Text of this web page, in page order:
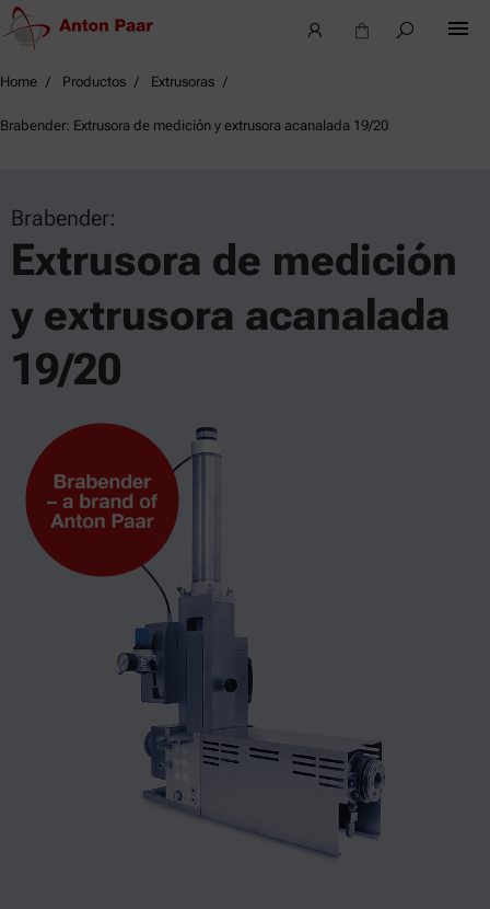
Home Productos Extrusoras
Brabender: Extrusora de medición y extrusora acanalada 19/20
Brabender:
Extrusora de medición
y extrusora acanalada
19/20